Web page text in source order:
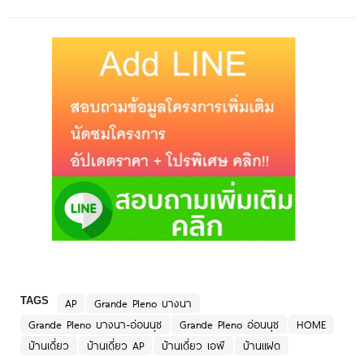
TAGS AP
Grande Pleno บางนา
Grande Pleno บางนา-อ่อนนุช
Grande Pleno อ่อนนุช
HOME
บ้านเดี่ยว
บ้านเดี่ยว AP บ้านเดี่ยว เอพี
บ้านแฝด